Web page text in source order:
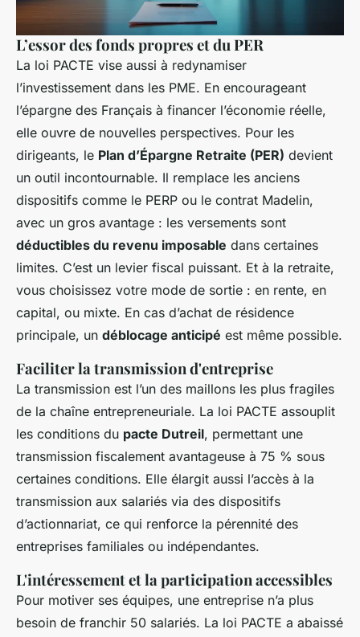
L’essor des fonds propres et du PER
La loi PACTE vise aussi à redynamiser
l’investissement dans les PME. En encourageant
l’épargne des Français à financer l’économie réelle,
elle ouvre de nouvelles perspectives. Pour les
dirigeants, le Plan d’Épargne Retraite (PER) devient
un outil incontournable. Il remplace les anciens
dispositifs comme le PERP ou le contrat Madelin,
avec un gros avantage : les versements sont
déductibles du revenu imposable dans certaines
limites. C’est un levier fiscal puissant. Et à la retraite,
vous choisissez votre mode de sortie : en rente, en
capital, ou mixte. En cas d’achat de résidence
principale, un déblocage anticipé est même possible.
Faciliter la transmission d'entreprise
La transmission est l’un des maillons les plus fragiles
de la chaîne entrepreneuriale. La loi PACTE assouplit
les conditions du pacte Dutreil, permettant une
transmission fiscalement avantageuse à 75 % sous
certaines conditions. Elle élargit aussi l’accès à la
transmission aux salariés via des dispositifs
d’actionnariat, ce qui renforce la pérennité des
entreprises familiales ou indépendantes.
L'intéressement et la participation accessibles
Pour motiver ses équipes, une entreprise n’a plus
besoin de franchir 50 salariés. La loi PACTE a abaissé